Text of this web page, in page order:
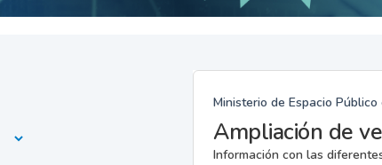
Ministerio de Espacio
Ampliación de
Información con las